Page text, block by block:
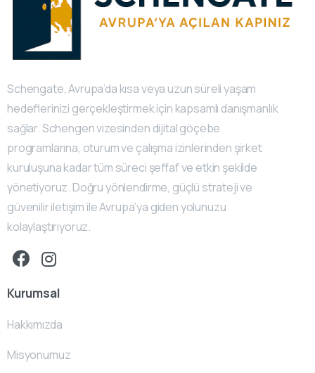
Schengate, Avrupa’da kısa veya uzun süreli yaşam
hedeflerinizi gerçekleştirmek için kapsamlı danışmanlık
sağlar. Schengen vizesinden dijital göçebe
programlarına, oturum ve çalışma izinlerinden şirket
kuruluşuna kadar tüm süreci şeffaf ve etkin şekilde
yönetiyoruz. Doğru yönlendirme, güçlü strateji ve
güvenilir iletişim ile Avrupa’ya giden yolunuzu
kolaylaştırıyoruz.
Kurumsal
Hakkımızda
Misyonumuz